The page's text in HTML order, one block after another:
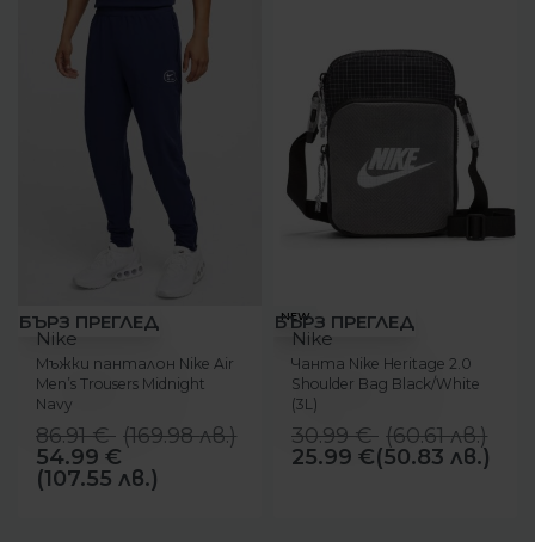
-37%
БЪРЗ ПРЕГЛЕД
Nike
Мъжки панталон Nike Air
Men’s Trousers Midnight
Navy
86.91€ (169.98лв.)
54.99 €
(107.55 лв.)
-16%
NEW
БЪРЗ ПРЕГЛЕД
Nike
Чанта Nike Heritage 2.0
Shoulder Bag Black/White
(3L)
30.99€ (60.61лв.)
25.99 €(50.83 лв.)